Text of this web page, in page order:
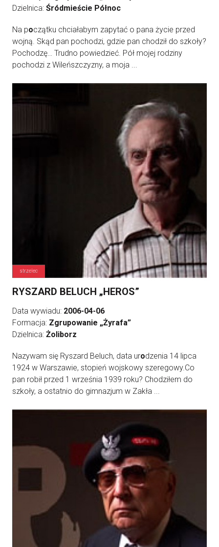
Dzielnica: Śródmieście Północ
Na początku chciałabym zapytać o pana życie przed
wojną. Skąd pan pochodzi, gdzie pan chodził do szkoły?
Pochodzę… Trudno powiedzieć. Pół mojej rodziny
pochodzi z Wileńszczyzny, a moja ...
strzelec
RYSZARD BELUCH „HEROS”
Data wywiadu: 2006-04-06
Formacja: Zgrupowanie „Żyrafa”
Dzielnica: Żoliborz
Nazywam się Ryszard Beluch, data urodzenia 14 lipca
1924 w Warszawie, stopień wojskowy szeregowy.Co
pan robił przed 1 września 1939 roku? Chodziłem do
szkoły, a ostatnio do gimnazjum w Zakła ...